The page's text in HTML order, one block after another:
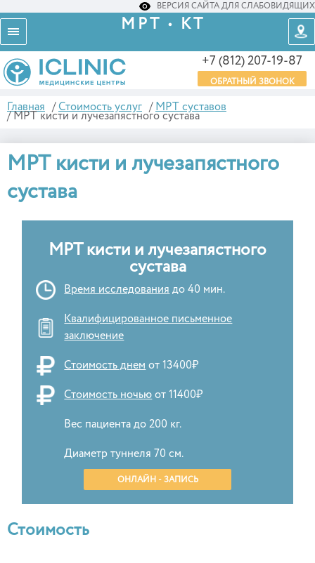
ВЕРСИЯ САЙТА ДЛЯ СЛАБОВИДЯЩИХ
МРТ • КТ
+7 (812) 207-19-87
ОБРАТНЫЙ ЗВОНОК
Главная / Стоимость услуг / МРТ суставов
/ МРТ кисти и лучезапястного сустава
МРТ кисти и лучезапястного
сустава
МРТ кисти и лучезапястного
сустава
Время исследования до 40 мин.
Квалифицированное письменное
заключение
Стоимость днем от 13400₽
Стоимость ночью от 11400₽
Вес пациента до 200 кг.
Диаметр туннеля 70 см.
ОНЛАЙН - ЗАПИСЬ
Стоимость